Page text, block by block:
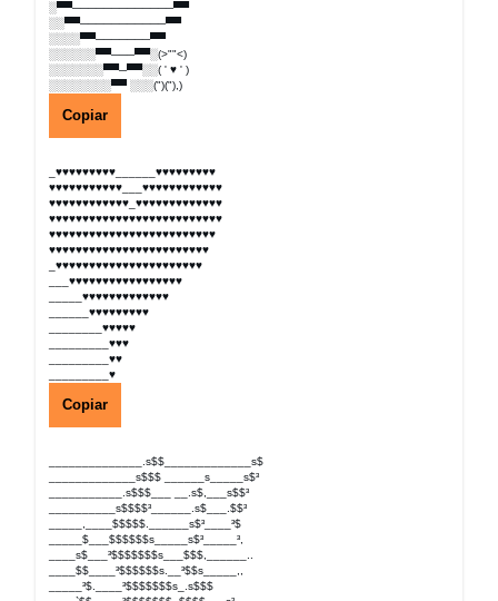
░▀▀─────────────▀▀
░░▀▀───────────▀▀
░░░░▀▀───────▀▀
░░░░░░▀▀───▀▀░(>""<)
░░░░░░░▀▀─▀▀░░( ' ♥ ' )
░░░░░░░░▀▀ ░░░(")("),)
Copiar
_♥♥♥♥♥♥♥♥♥______♥♥♥♥♥♥♥♥♥
♥♥♥♥♥♥♥♥♥♥♥___♥♥♥♥♥♥♥♥♥♥♥♥
♥♥♥♥♥♥♥♥♥♥♥♥_♥♥♥♥♥♥♥♥♥♥♥♥♥
♥♥♥♥♥♥♥♥♥♥♥♥♥♥♥♥♥♥♥♥♥♥♥♥♥♥
♥♥♥♥♥♥♥♥♥♥♥♥♥♥♥♥♥♥♥♥♥♥♥♥♥
♥♥♥♥♥♥♥♥♥♥♥♥♥♥♥♥♥♥♥♥♥♥♥♥
_♥♥♥♥♥♥♥♥♥♥♥♥♥♥♥♥♥♥♥♥♥♥
___♥♥♥♥♥♥♥♥♥♥♥♥♥♥♥♥♥
_____♥♥♥♥♥♥♥♥♥♥♥♥♥
______♥♥♥♥♥♥♥♥♥
________♥♥♥♥♥
_________♥♥♥
_________♥♥
_________♥
Copiar
______________.s$$_____________s$
_____________s$$$ ______s_____s$³
___________.s$$$___ __.s$,___s$$³
__________s$$$$³______.s$___.$$³
_____,____$$$$$.______s$³____³$
_____$___$$$$$$s_____s$³_____³,
____s$___³$$$$$$$s___$$$,______..
____$$____³$$$$$$s.__³$$s_____,,
_____³$.____³$$$$$$$s_.s$$$